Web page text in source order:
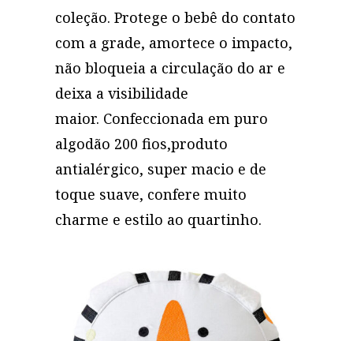
coleção. Protege o bebê do contato
com a grade, amortece o impacto,
não bloqueia a circulação do ar e
deixa a visibilidade
maior. Confeccionada em puro
algodão 200 fios,produto
antialérgico, super macio e de
toque suave, confere muito
charme e estilo ao quartinho.